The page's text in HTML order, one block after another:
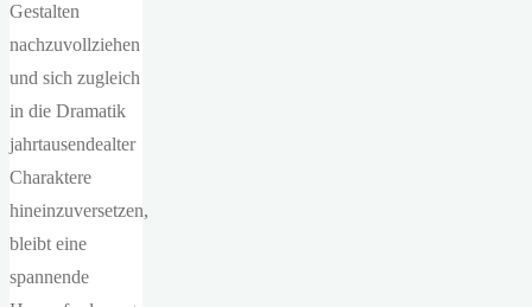
Gestalten
nachzuvollziehen
und sich zugleich
in die Dramatik
jahrtausendealter
Charaktere
hineinzuversetzen,
bleibt eine
spannende